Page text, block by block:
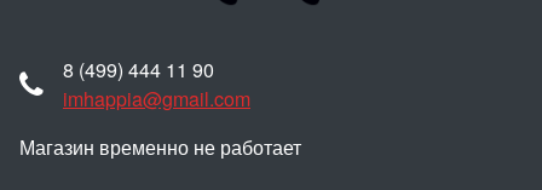
8 (499) 444 11 90
imhappia@gmail.com
Магазин временно не работает